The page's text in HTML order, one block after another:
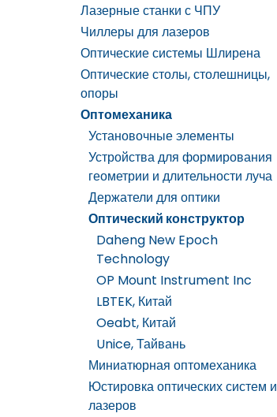
Лазерные станки с ЧПУ
Чиллеры для лазеров
Оптические системы Шлирена
Оптические столы, столешницы,
опоры
Оптомеханика
Установочные элементы
Устройства для формирования
геометрии и длительности луча
Держатели для оптики
Оптический конструктор
Daheng New Epoch
Technology
OP Mount Instrument Inc
LBTEK, Китай
Oeabt, Китай
Unice, Тайвань
Миниатюрная оптомеханика
Юстировка оптических систем и
лазеров